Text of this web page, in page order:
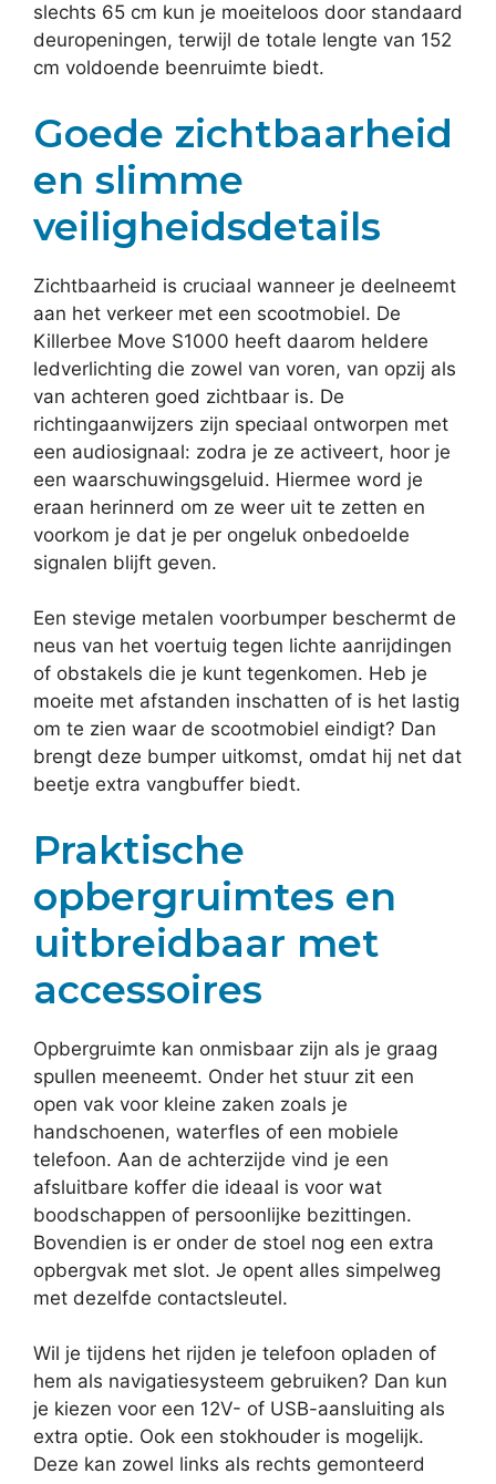
slechts 65 cm kun je moeiteloos door standaard
deuropeningen, terwijl de totale lengte van 152
cm voldoende beenruimte biedt.
Goede zichtbaarheid
en slimme
veiligheidsdetails
Zichtbaarheid is cruciaal wanneer je deelneemt
aan het verkeer met een scootmobiel. De
Killerbee Move S1000 heeft daarom heldere
ledverlichting die zowel van voren, van opzij als
van achteren goed zichtbaar is. De
richtingaanwijzers zijn speciaal ontworpen met
een audiosignaal: zodra je ze activeert, hoor je
een waarschuwingsgeluid. Hiermee word je
eraan herinnerd om ze weer uit te zetten en
voorkom je dat je per ongeluk onbedoelde
signalen blijft geven.
Een stevige metalen voorbumper beschermt de
neus van het voertuig tegen lichte aanrijdingen
of obstakels die je kunt tegenkomen. Heb je
moeite met afstanden inschatten of is het lastig
om te zien waar de scootmobiel eindigt? Dan
brengt deze bumper uitkomst, omdat hij net dat
beetje extra vangbuffer biedt.
Praktische
opbergruimtes en
uitbreidbaar met
accessoires
Opbergruimte kan onmisbaar zijn als je graag
spullen meeneemt. Onder het stuur zit een
open vak voor kleine zaken zoals je
handschoenen, waterfles of een mobiele
telefoon. Aan de achterzijde vind je een
afsluitbare koffer die ideaal is voor wat
boodschappen of persoonlijke bezittingen.
Bovendien is er onder de stoel nog een extra
opbergvak met slot. Je opent alles simpelweg
met dezelfde contactsleutel.
Wil je tijdens het rijden je telefoon opladen of
hem als navigatiesysteem gebruiken? Dan kun
je kiezen voor een 12V- of USB-aansluiting als
extra optie. Ook een stokhouder is mogelijk.
Deze kan zowel links als rechts gemonteerd